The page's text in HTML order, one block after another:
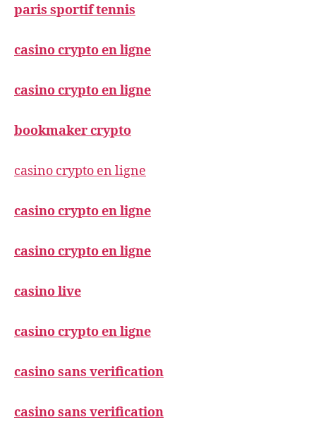
paris sportif tennis
casino crypto en ligne
casino crypto en ligne
bookmaker crypto
casino crypto en ligne
casino crypto en ligne
casino crypto en ligne
casino live
casino crypto en ligne
casino sans verification
casino sans verification